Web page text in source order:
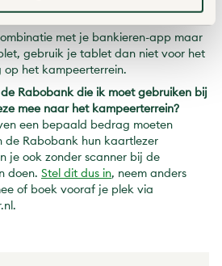
met je bankieren-app maar
gebruik je tablet dan niet voor het
het kampeerterrein.
Rabobank die ik moet gebruiken bij
mee naar het kampeerterrein?
een bepaald bedrag moeten
de Rabobank hun kaartlezer
je ook zonder scanner bij de
doen. Stel dit dus in, neem anders
of boek vooraf je plek via